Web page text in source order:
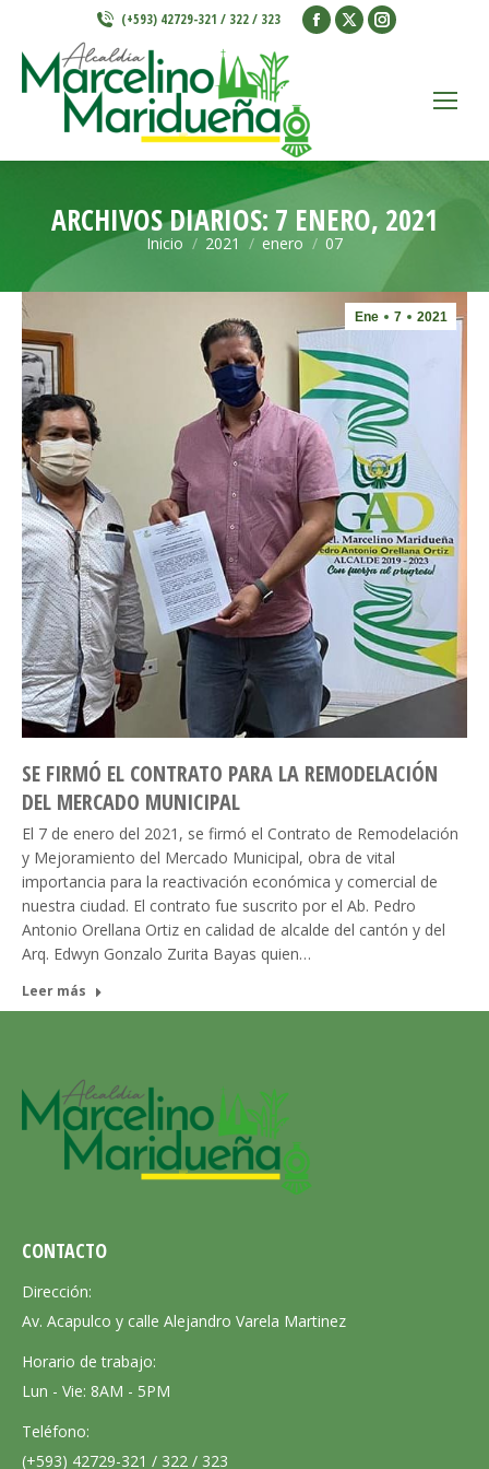
(+593) 42729-321 / 322 / 323
Facebook
window
X
window
Instagram
window
ARCHIVOS DIARIOS: 7 ENERO, 2021
Estás aquí:
Inicio 2021 enero 07
Ene 7 2021
SE FIRMÓ EL CONTRATO PARA LA REMODELACIÓN
DEL MERCADO MUNICIPAL
El 7 de enero del 2021, se firmó el Contrato de Remodelación
y Mejoramiento del Mercado Municipal, obra de vital
importancia para la reactivación económica y comercial de
nuestra ciudad. El contrato fue suscrito por el Ab. Pedro
Antonio Orellana Ortiz en calidad de alcalde del cantón y del
Arq. Edwyn Gonzalo Zurita Bayas quien…
Leer más
CONTACTO
Dirección:
Av. Acapulco y calle Alejandro Varela Martinez
Horario de trabajo:
Lun - Vie: 8AM - 5PM
Teléfono:
(+593) 42729-321 / 322 / 323